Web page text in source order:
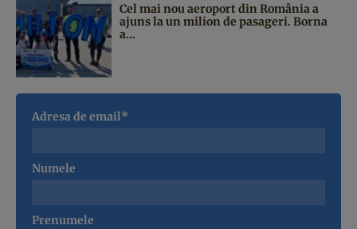
Cel mai nou aeroport din România a
ajuns la un milion de pasageri. Borna
a...
Adresa de email*
Numele
Prenumele